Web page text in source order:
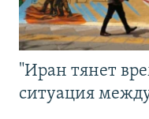
"Иран тянет
ситуация